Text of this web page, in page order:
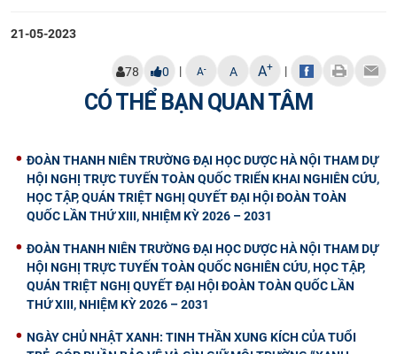
21-05-2023
78 0 | A- A A+ |
CÓ THỂ BẠN QUAN TÂM
ĐOÀN THANH NIÊN TRƯỜNG ĐẠI HỌC DƯỢC HÀ NỘI THAM DỰ
HỘI NGHỊ TRỰC TUYẾN TOÀN QUỐC TRIỂN KHAI NGHIÊN CỨU,
HỌC TẬP, QUÁN TRIỆT NGHỊ QUYẾT ĐẠI HỘI ĐOÀN TOÀN
QUỐC LẦN THỨ XIII, NHIỆM KỲ 2026 – 2031
ĐOÀN THANH NIÊN TRƯỜNG ĐẠI HỌC DƯỢC HÀ NỘI THAM DỰ
HỘI NGHỊ TRỰC TUYẾN TOÀN QUỐC NGHIÊN CỨU, HỌC TẬP,
QUÁN TRIỆT NGHỊ QUYẾT ĐẠI HỘI ĐOÀN TOÀN QUỐC LẦN
THỨ XIII, NHIỆM KỲ 2026 – 2031
NGÀY CHỦ NHẬT XANH: TINH THẦN XUNG KÍCH CỦA TUỔI